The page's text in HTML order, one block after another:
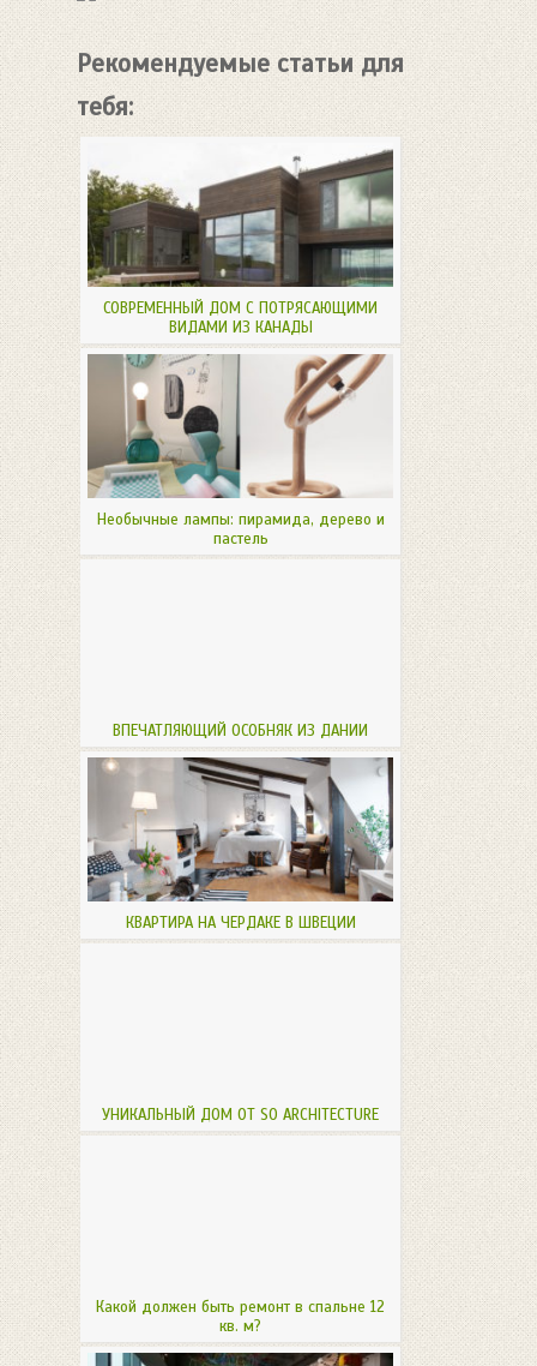
Рекомендуемые статьи для
тебя:
СОВРЕМЕННЫЙ ДОМ С ПОТРЯСАЮЩИМИ
ВИДАМИ ИЗ КАНАДЫ
Необычные лампы: пирамида, дерево и
пастель
ВПЕЧАТЛЯЮЩИЙ ОСОБНЯК ИЗ ДАНИИ
КВАРТИРА НА ЧЕРДАКЕ В ШВЕЦИИ
УНИКАЛЬНЫЙ ДОМ ОТ SO ARCHITECTURE
Какой должен быть ремонт в спальне 12
кв. м?